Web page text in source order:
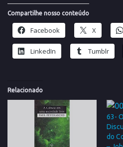
Compartilhe nosso conteúdo
Facebook X
LinkedIn Tumblr
Relacionado
63-
do